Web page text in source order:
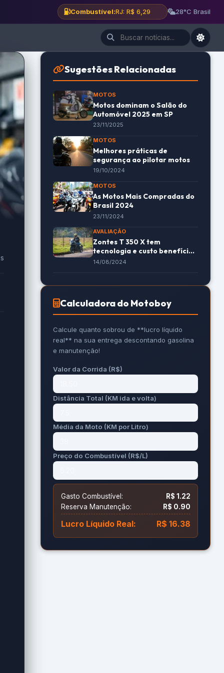
Combustível:BH: R$ 6,12 28°C Brasil
Sugestões Relacionadas
MOTOS
Motos dominam o Salão do
Automóvel 2025 em SP
23/11/2025
MOTOS
Melhores práticas de
segurança ao pilotar motos
19/10/2024
MOTOS
As Motos Mais Compradas do
Brasil 2024
23/11/2024
AVALIAÇÃO
Zontes T 350 X tem
tecnologia e custo benefício?
Teste! -Motonline
14/08/2024
Calculadora do Motoboy
Calcule quanto sobrou de **lucro líquido
real** na sua entrega descontando gasolina
e manutenção!
Valor da Corrida (R$)
Distância Total (KM ida e volta)
Média da Moto (KM por Litro)
Preço do Combustível (R$/L)
Gasto Combustível:
R$ 1.22
Reserva Manutenção:
R$ 0.90
Lucro Líquido Real: R$ 16.38